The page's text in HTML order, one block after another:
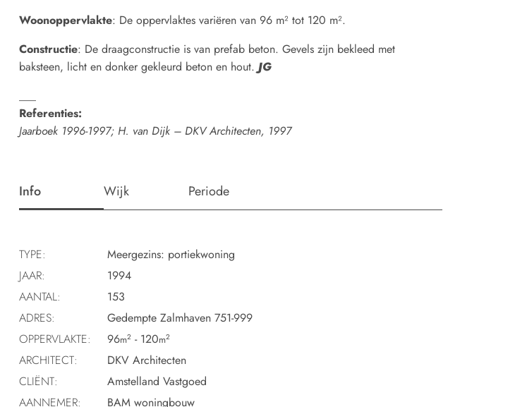
Woonoppervlakte: De oppervlaktes variëren van 96 m² tot 120 m².
Constructie: De draagconstructie is van prefab beton. Gevels zijn bekleed met
baksteen, licht en donker gekleurd beton en hout. JG
Referenties:
Jaarboek 1996-1997; H. van Dijk – DKV Architecten, 1997
Info Wijk Periode
TYPE:
Meergezins: portiekwoning
JAAR:
1994
AANTAL:
153
ADRES:
Gedempte Zalmhaven 751-999
OPPERVLAKTE:
96m2 - 120m2
ARCHITECT:
DKV Architecten
CLIËNT:
Amstelland Vastgoed
AANNEMER:
BAM woningbouw